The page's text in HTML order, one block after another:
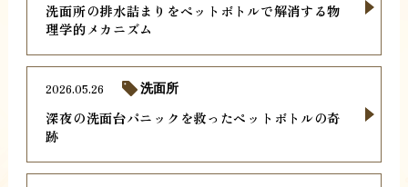
洗面所の排水詰まりをペットボトルで解消する物
理学的メカニズム
深夜の洗面台パニックを救ったペットボトルの奇
跡
2026.05.26 洗面所